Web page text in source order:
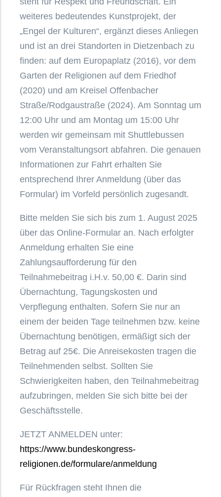
weiteres bedeutendes Kunstprojekt, der
„Engel der Kulturen“, ergänzt dieses Anliegen
und ist an drei Standorten in Dietzenbach zu
finden: auf dem Europaplatz (2016), vor dem
Garten der Religionen auf dem Friedhof
(2020) und am Kreisel Offenbacher
Straße/Rodgaustraße (2024). Am Sonntag um
12:00 Uhr und am Montag um 15:00 Uhr
werden wir gemeinsam mit Shuttlebussen
vom Veranstaltungsort abfahren. Die genauen
Informationen zur Fahrt erhalten Sie
entsprechend Ihrer Anmeldung (über das
Formular) im Vorfeld persönlich zugesandt.
Bitte melden Sie sich bis zum 1. August 2025
über das Online-Formular an. Nach erfolgter
Anmeldung erhalten Sie eine
Zahlungsaufforderung für den
Teilnahmebeitrag i.H.v. 50,00 €. Darin sind
Übernachtung, Tagungskosten und
Verpflegung enthalten. Sofern Sie nur an
einem der beiden Tage teilnehmen bzw. keine
Übernachtung benötigen, ermäßigt sich der
Betrag auf 25€. Die Anreisekosten tragen die
Teilnehmenden selbst. Sollten Sie
Schwierigkeiten haben, den Teilnahmebeitrag
aufzubringen, melden Sie sich bitte bei der
Geschäftsstelle.
JETZT ANMELDEN unter:
https://www.bundeskongress-
religionen.de/formulare/anmeldung
Für Rückfragen steht Ihnen die